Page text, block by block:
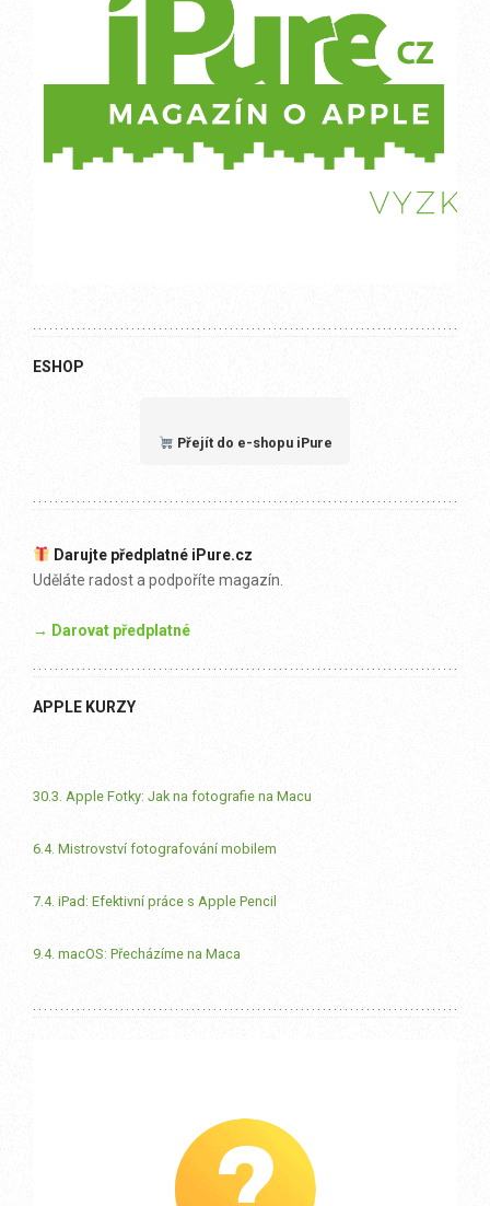
ESHOP
Přejít do e-shopu iPure
Darujte předplatné iPure.cz
Uděláte radost a podpoříte magazín.
→ Darovat předplatné
APPLE KURZY
30.3. Apple Fotky: Jak na fotografie na Macu
6.4. Mistrovství fotografování mobilem
7.4. iPad: Efektivní práce s Apple Pencil
9.4. macOS: Přecházíme na Maca